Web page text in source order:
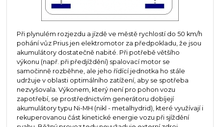
Při plynulém rozjezdu a jízdě ve městě rychlostí do 50 km/h
pohání vůz Prius jen elektromotor za předpokladu, že jsou
akumulátory dostatečně nabité. Při potřebě většího
výkonu (např. při předjíždění) spalovací motor se
samočinně rozběhne, ale jeho řídící jednotka ho stále
udržuje v oblasti optimálního zatížení, aby se spotřeba
nezvyšovala. Výkonem, který není pro pohon vozu
zapotřebí, se prostřednictvím generátoru dobíjejí
akumulátory typu Ni-MH (nikl - metalhydrid), které využívají i
rekuperovanou část kinetické energie vozu při sjíždění